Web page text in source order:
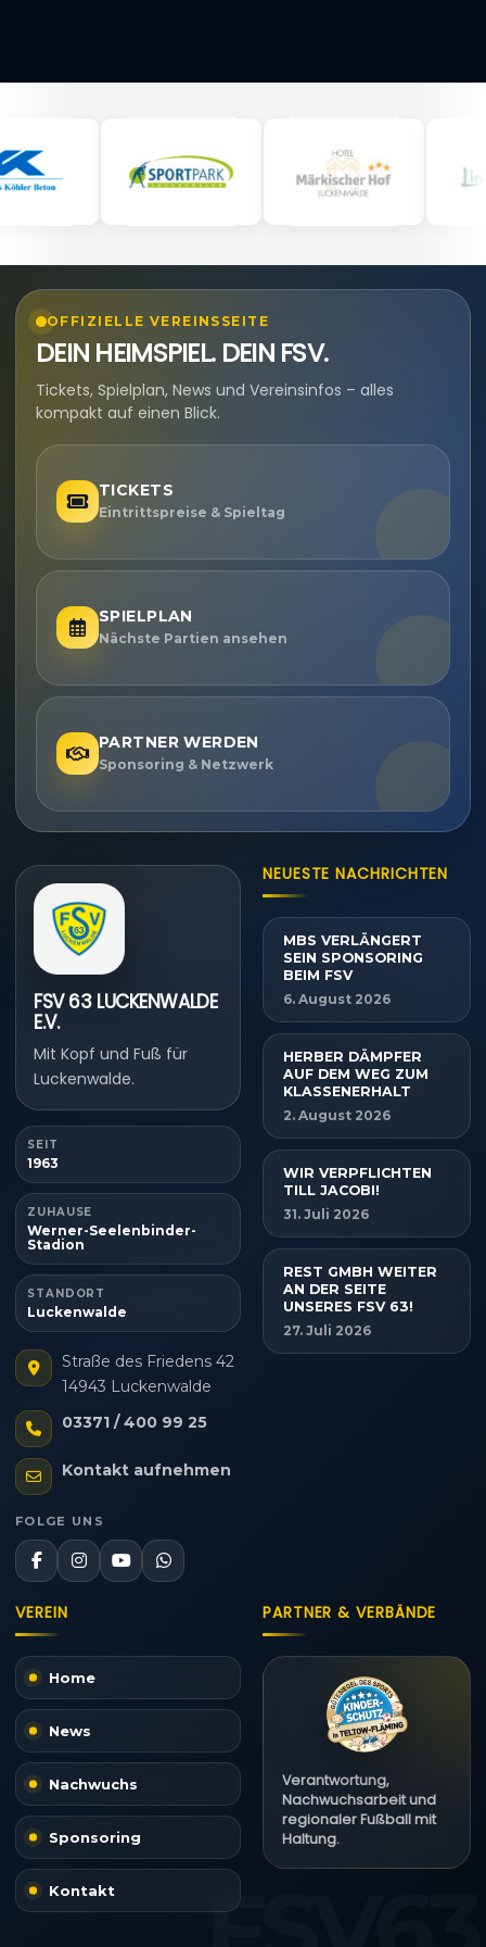
OFFIZIELLE VEREINSSEITE
DEIN HEIMSPIEL. DEIN FSV.
Tickets, Spielplan, News und Vereinsinfos – alles
kompakt auf einen Blick.
TICKETS
Eintrittspreise & Spieltag
SPIELPLAN
Nächste Partien ansehen
PARTNER WERDEN
Sponsoring & Netzwerk
FSV 63 LUCKENWALDE
E.V.
Mit Kopf und Fuß für
Luckenwalde.
SEIT
1963
ZUHAUSE
Werner-Seelenbinder-
Stadion
STANDORT
Luckenwalde
Straße des Friedens 42
14943 Luckenwalde
03371 / 400 99 25
Kontakt aufnehmen
FOLGE UNS
NEUESTE NACHRICHTEN
MBS VERLÄNGERT
SEIN SPONSORING
BEIM FSV
6. August 2026
HERBER DÄMPFER
AUF DEM WEG ZUM
KLASSENERHALT
2. August 2026
WIR VERPFLICHTEN
TILL JACOBI!
31. Juli 2026
REST GMBH WEITER
AN DER SEITE
UNSERES FSV 63!
27. Juli 2026
VEREIN
Home
News
Nachwuchs
Sponsoring
Kontakt
PARTNER & VERBÄNDE
Verantwortung,
Nachwuchsarbeit und
regionaler Fußball mit
Haltung.